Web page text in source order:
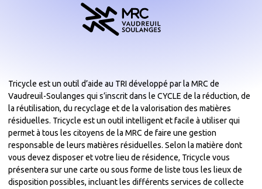
Tricycle est un outil d’aide au TRI développé par la MRC de
Vaudreuil-Soulanges qui s’inscrit dans le CYCLE de la réduction, de
la réutilisation, du recyclage et de la valorisation des matières
résiduelles. Tricycle est un outil intelligent et facile à utiliser qui
permet à tous les citoyens de la MRC de faire une gestion
responsable de leurs matières résiduelles. Selon la matière dont
vous devez disposer et votre lieu de résidence, Tricycle vous
présentera sur une carte ou sous forme de liste tous les lieux de
disposition possibles, incluant les différents services de collecte